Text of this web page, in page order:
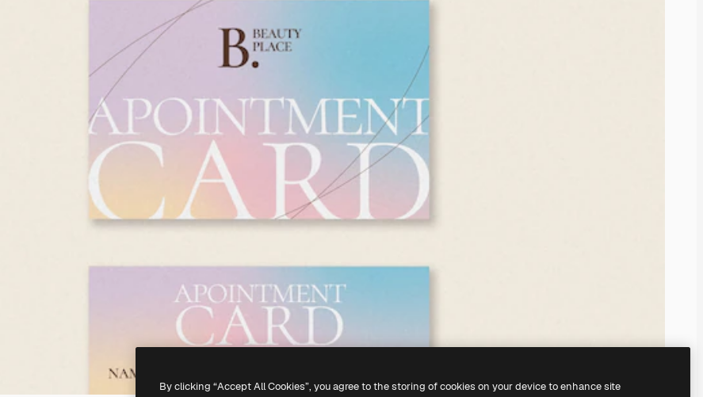
By clicking “Accept All Cookies”, you agree to the storing of cookies on your device to enhance site